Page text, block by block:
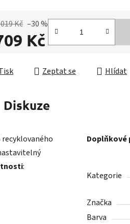
Kč –30 %
Kč
Zeptat se Hlídat
Diskuze
recyklovaného
:
Doplňkové
Kategorie
Značka
Barva